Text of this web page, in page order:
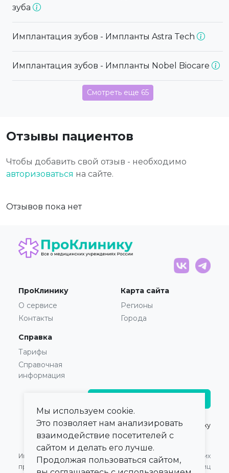
зуба
Имплантация зубов - Импланты Astra Tech
Имплантация зубов - Импланты Nobel Biocare
Смотреть еще 65
Отзывы пациентов
Чтобы добавить свой отзыв - необходимо
авторизоваться на сайте.
Отзывов пока нет
ПроКлинику
О сервисе
Контакты
Карта сайта
Регионы
Города
Справка
Тарифы
Справочная
информация
© 2021 — 2026,ПроКлинику
Информация,
представленная на сайте,
Оферта для Юридических
лиц
Мы используем cookie.
Это позволяет нам анализировать
взаимодействие посетителей с
сайтом и делать его лучше.
Продолжая пользоваться сайтом,